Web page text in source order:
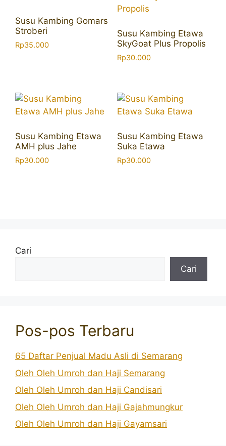
Susu Kambing Gomars
Stroberi
Rp35.000
Susu Kambing Etawa
SkyGoat Plus Propolis
Rp30.000
Susu Kambing Etawa
AMH plus Jahe
Rp30.000
Susu Kambing Etawa
Suka Etawa
Rp30.000
Cari
Cari
Pos-pos Terbaru
65 Daftar Penjual Madu Asli di Semarang
Oleh Oleh Umroh dan Haji Semarang
Oleh Oleh Umroh dan Haji Candisari
Oleh Oleh Umroh dan Haji Gajahmungkur
Oleh Oleh Umroh dan Haji Gayamsari